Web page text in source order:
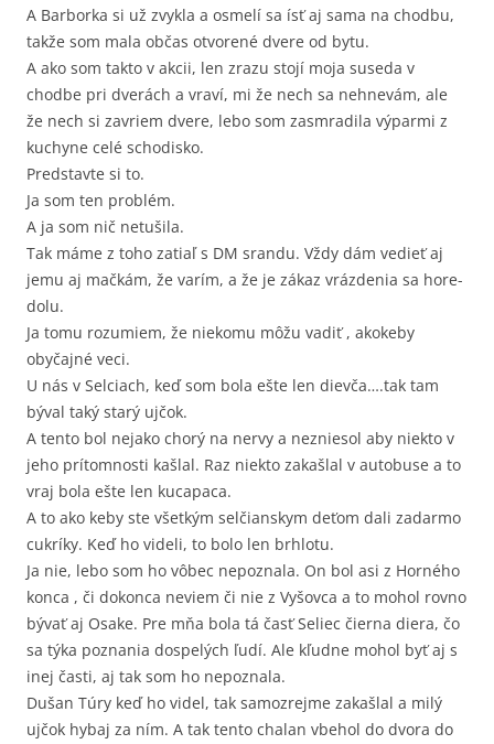
A Barborka si už zvykla a osmelí sa ísť aj sama na chodbu,
takže som mala občas otvorené dvere od bytu.
A ako som takto v akcii, len zrazu stojí moja suseda v
chodbe pri dverách a vraví, mi že nech sa nehnevám, ale
že nech si zavriem dvere, lebo som zasmradila výparmi z
kuchyne celé schodisko.
Predstavte si to.
Ja som ten problém.
A ja som nič netušila.
Tak máme z toho zatiaľ s DM srandu. Vždy dám vedieť aj
jemu aj mačkám, že varím, a že je zákaz vrázdenia sa hore-
dolu.
Ja tomu rozumiem, že niekomu môžu vadiť , akokeby
obyčajné veci.
U nás v Selciach, keď som bola ešte len dievča….tak tam
býval taký starý ujčok.
A tento bol nejako chorý na nervy a nezniesol aby niekto v
jeho prítomnosti kašlal. Raz niekto zakašlal v autobuse a to
vraj bola ešte len kucapaca.
A to ako keby ste všetkým selčianskym deťom dali zadarmo
cukríky. Keď ho videli, to bolo len brhlotu.
Ja nie, lebo som ho vôbec nepoznala. On bol asi z Horného
konca , či dokonca neviem či nie z Vyšovca a to mohol rovno
bývať aj Osake. Pre mňa bola tá časť Seliec čierna diera, čo
sa týka poznania dospelých ľudí. Ale kľudne mohol byť aj s
inej časti, aj tak som ho nepoznala.
Dušan Túry keď ho videl, tak samozrejme zakašlal a milý
ujčok hybaj za ním. A tak tento chalan vbehol do dvora do